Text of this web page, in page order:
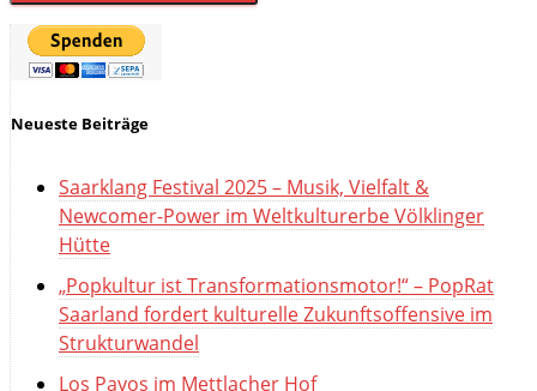
Neueste Beiträge
Saarklang Festival 2025 – Musik, Vielfalt &
Newcomer-Power im Weltkulturerbe Völklinger
Hütte
„Popkultur ist Transformationsmotor!“ – PopRat
Saarland fordert kulturelle Zukunftsoffensive im
Strukturwandel
Los Payos im Mettlacher Hof